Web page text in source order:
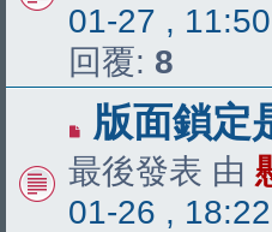
01-27 , 11:50
回覆: 8
版面鎖定
最後發表 由
01-26 , 18:22